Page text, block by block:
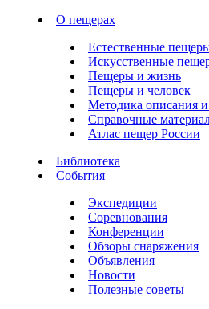
О пещерах
Естественные
Искусственные
Пещеры и жизнь
Пещеры и человек
Методика описания
Справочные
Атлас пещер России
Библиотека
События
Экспедиции
Соревнования
Конференции
Обзоры снаряжения
Объявления
Новости
Полезные советы